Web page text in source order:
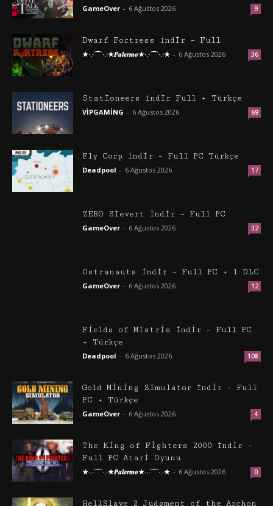
GameOver - 6 Ağustos 2026 9
Dwarf Fortress İndir – Full
★·.·´¯`·.·★𝑷𝒂𝒍𝒆𝒓𝒎𝒐★·.·´¯`·.·★ - 6 Ağustos 2026 36
Stationeers İndir Full + Türkçe
VİPGAMİNG - 6 Ağustos 2026 69
Fly Corp İndir – Full PC Türkçe
Deadpool - 6 Ağustos 2026 17
ZERO Sievert İndir – Full PC
GameOver - 6 Ağustos 2026 32
Ostranauts İndir – Full PC + 1 DLC
GameOver - 6 Ağustos 2026 12
Fields of Mistria İndir – Full PC
+ Türkçe
Deadpool - 6 Ağustos 2026 108
Gold Mining Simulator İndir – Full
PC + Türkçe
GameOver - 6 Ağustos 2026 4
The King of Fighters 2000 İndir –
Full PC Atari Oyunu
★·.·´¯`·.·★𝑷𝒂𝒍𝒆𝒓𝒎𝒐★·.·´¯`·.·★ - 6 Ağustos 2026 0
HellSlave 2 Judgment of the Archon